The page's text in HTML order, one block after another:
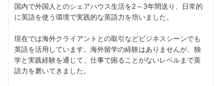
国内で外国人とのシェアハウス生活を2～3年間送り、日常的
に英語を使う環境で実践的な英語力を培いました。
現在では海外クライアントとの取引などビジネスシーンでも
英語を活用しています。海外留学の経験はありませんが、独
学と実践経験を通じて、仕事で困ることがないレベルまで英
語力を磨いてきました。